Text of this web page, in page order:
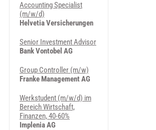
Accounting Specialist
(m/w/d)
Helvetia Versicherungen
Senior Investment Advisor
Bank Vontobel AG
Group Controller (m/w)
Franke Management AG
Werkstudent (m/w/d) im
Bereich Wirtschaft,
Finanzen, 40-60%
Implenia AG